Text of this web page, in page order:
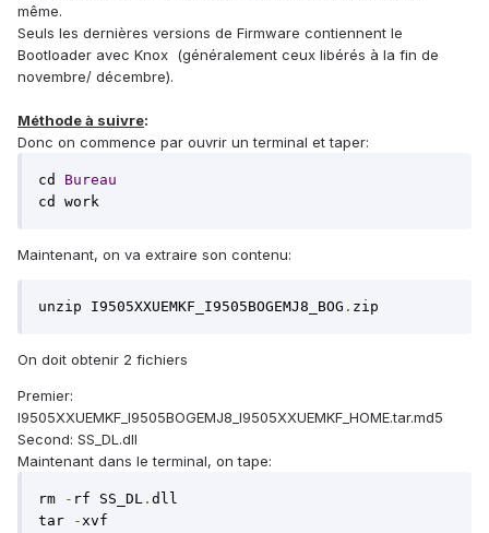
même.
Seuls les dernières versions de Firmware contiennent le
Bootloader avec Knox (généralement ceux libérés à la fin de
novembre/ décembre).
Méthode à suivre:
Donc on commence par ouvrir un terminal et taper:
cd Bureau
cd work
Maintenant, on va extraire son contenu:
unzip I9505XXUEMKF_I9505BOGEMJ8_BOG . zip
On doit obtenir 2 fichiers
Premier:
I9505XXUEMKF_I9505BOGEMJ8_I9505XXUEMKF_HOME.tar.md5
Second: SS_DL.dll
Maintenant dans le terminal, on tape:
rm - rf SS_DL . dll
tar
-xvf